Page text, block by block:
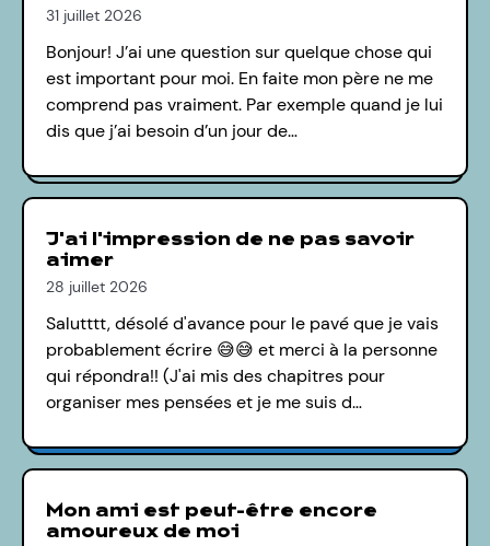
31 juillet 2026
Bonjour! J’ai une question sur quelque chose qui
est important pour moi. En faite mon père ne me
comprend pas vraiment. Par exemple quand je lui
dis que j’ai besoin d’un jour de…
J'ai l'impression de ne pas savoir
aimer
28 juillet 2026
Salutttt, désolé d'avance pour le pavé que je vais
probablement écrire 😅😅 et merci à la personne
qui répondra!! (J'ai mis des chapitres pour
organiser mes pensées et je me suis d…
Mon ami est peut-être encore
amoureux de moi